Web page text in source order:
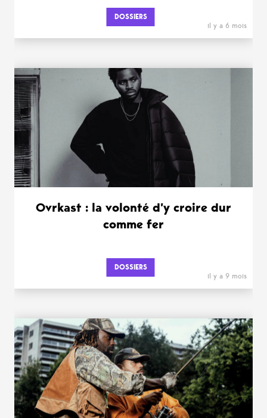
DOSSIERS
il y a 6 mois
Ovrkast : la volonté d’y croire dur
comme fer
DOSSIERS
il y a 9 mois